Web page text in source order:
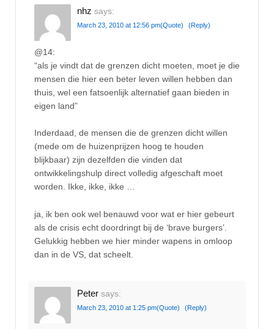
nhz says:
March 23, 2010 at 12:56 pm(Quote) (Reply)
@14:
“als je vindt dat de grenzen dicht moeten, moet je die
mensen die hier een beter leven willen hebben dan
thuis, wel een fatsoenlijk alternatief gaan bieden in
eigen land”
Inderdaad, de mensen die de grenzen dicht willen
(mede om de huizenprijzen hoog te houden
blijkbaar) zijn dezelfden die vinden dat
ontwikkelingshulp direct volledig afgeschaft moet
worden. Ikke, ikke, ikke …
ja, ik ben ook wel benauwd voor wat er hier gebeurt
als de crisis echt doordringt bij de ‘brave burgers’.
Gelukkig hebben we hier minder wapens in omloop
dan in de VS, dat scheelt.
Peter says:
March 23, 2010 at 1:25 pm(Quote) (Reply)